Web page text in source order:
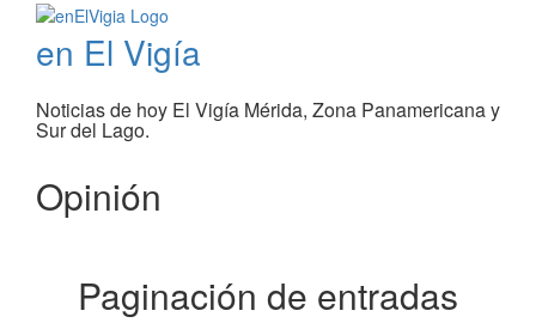
en El Vigía
Noticias de hoy El Vigía Mérida, Zona Panamericana y
Sur del Lago.
Opinión
Paginación de entradas